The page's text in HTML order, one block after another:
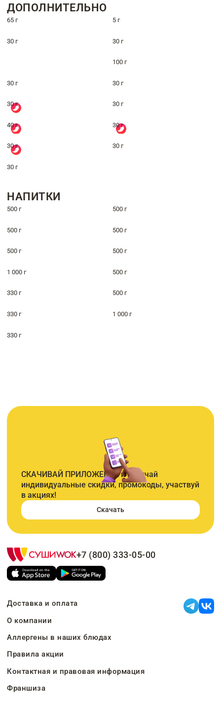
ДОПОЛНИТЕЛЬНО
65 г 5 г
30 г 30 г
100 г
30 г 30 г
30 г 30 г
40 г 30 г
30 г 30 г
30 г
НАПИТКИ
500 г 500 г
500 г 500 г
500 г 500 г
1 000 г 500 г
330 г 500 г
330 г 1 000 г
330 г
СКАЧИВАЙ ПРИЛОЖЕНИЕ и получай
индивидуальные скидки, промокоды, участвуй
в акциях!
Скачать
+7 (800) 333-05-00
Доставка и оплата
О компании
Аллергены в наших блюдах
Правила акции
Контактная и правовая информация
Франшиза